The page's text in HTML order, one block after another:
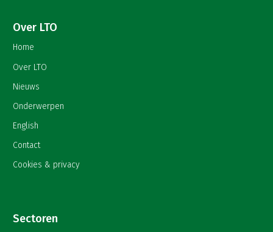
Over LTO
Home
Over LTO
Nieuws
Onderwerpen
English
Contact
Cookies & privacy
Sectoren